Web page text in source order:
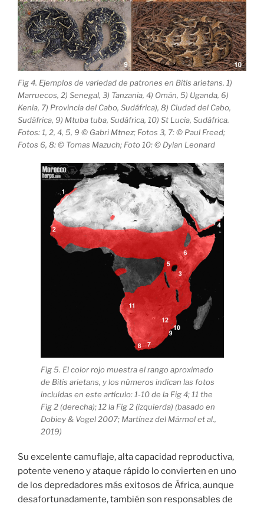
Fig 4. Ejemplos de variedad de patrones en Bitis arietans. 1)
Marruecos, 2) Senegal, 3) Tanzania, 4) Omán, 5) Uganda, 6)
Kenia, 7) Provincia del Cabo, Sudáfrica), 8) Ciudad del Cabo,
Sudáfrica, 9) Mtuba tuba, Sudáfrica, 10) St Lucia, Sudáfrica.
Fotos: 1, 2, 4, 5, 9 © Gabri Mtnez; Fotos 3, 7: © Paul Freed;
Fotos 6, 8: © Tomas Mazuch; Foto 10: © Dylan Leonard
Fig 5. El color rojo muestra el rango aproximado
de Bitis arietans, y los números indican las fotos
incluídas en este artículo: 1-10 de la Fig 4; 11 the
Fig 2 (derecha); 12 la Fig 2 (izquierda) (basado en
Dobiey & Vogel 2007; Martínez del Mármol et al.,
2019)
Su excelente camuflaje, alta capacidad reproductiva,
potente veneno y ataque rápido lo convierten en uno
de los depredadores más exitosos de África, aunque
desafortunadamente, también son responsables de